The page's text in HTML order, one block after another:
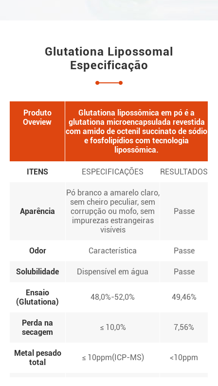
Glutationa Lipossomal
Especificação
Produto
Oveview
Glutationa lipossômica em pó é a
glutationa microencapsulada revestida
com amido de octenil succinato de sódio
e fosfolipídios com tecnologia
lipossômica.
ITENS ESPECIFICAÇÕES RESULTADOS
Aparência
Pó branco a amarelo claro,
sem cheiro peculiar, sem
corrupção ou mofo, sem
impurezas estrangeiras
visíveis
Passe
Odor Característica Passe
Solubilidade Dispensível em água Passe
Ensaio
(Glutationa)
48,0%-52,0% 49,46%
Perda na
secagem
≤ 10,0% 7,56%
Metal pesado
total
≤ 10ppm(ICP-MS) <10ppm